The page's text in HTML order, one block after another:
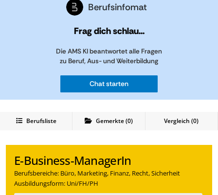
Berufsinfomat
Frag dich schlau...
Die AMS KI beantwortet alle Fragen
zu Beruf, Aus- und Weiterbildung
Chat starten
Berufsliste Gemerkte(0) Vergleich (0)
E-Business-ManagerIn
Berufsbereiche: Büro, Marketing, Finanz, Recht, Sicherheit
Ausbildungsform: Uni/FH/PH